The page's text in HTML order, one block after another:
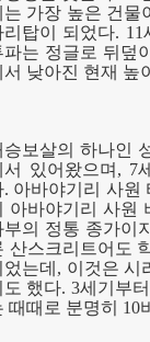
는 가장 높은 건물
리탑이 되었다. 11
파는 정글로 뒤덮
서 낮아진 현재 높
승보살의 하나인
서 있어왔으며 , 7
. 아바야기리 사원
아바야기리 사원
부의 정통 종가이
산스크리트어도
었는데 , 이것은 시
도 했다. 3세기부
때때로 분명히 10